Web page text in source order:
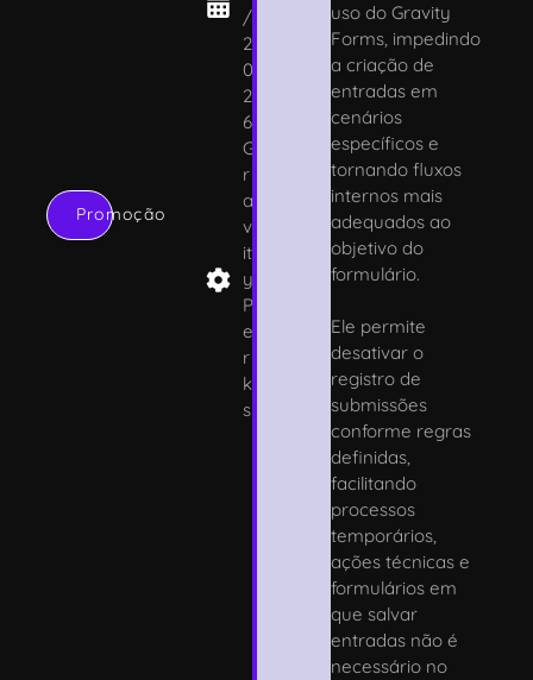
Promoção
/
2
0
2
6
G
r
a
v
it
y
P
e
r
k
s
uso do Gravity
Forms, impedindo
a criação de
entradas em
cenários
específicos e
tornando fluxos
internos mais
adequados ao
objetivo do
formulário.
Ele permite
desativar o
registro de
submissões
conforme regras
definidas,
facilitando
processos
temporários,
ações técnicas e
formulários em
que salvar
entradas não é
necessário no